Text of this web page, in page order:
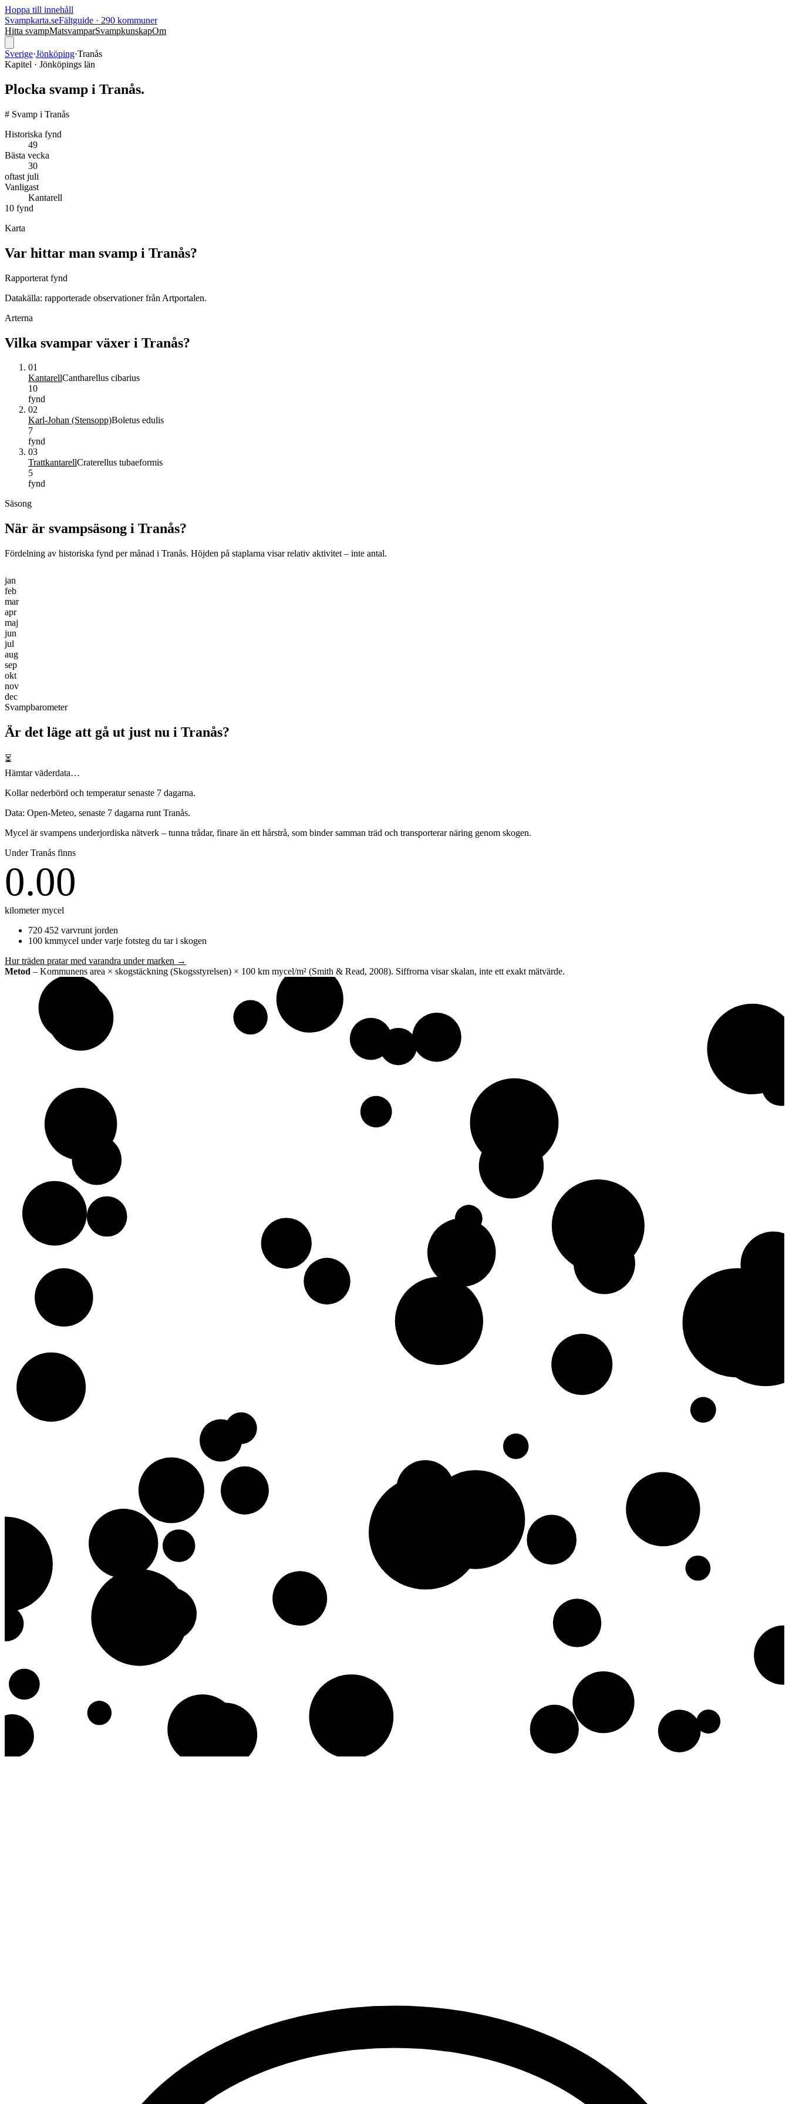
Hoppa till innehåll
Svampkarta.seFältguide · 290 kommuner
Hitta svampMatsvamparSvampkunskapOm
Sverige·Jönköping·Tranås
Kapitel · Jönköpings län
Plocka svamp i Tranås.
# Svamp i Tranås
Historiska fynd
49
Bästa vecka
30
oftast juli
Vanligast
Kantarell
10 fynd
Karta
Var hittar man svamp i Tranås?
Rapporterat fynd
Datakälla: rapporterade observationer från Artportalen.
Arterna
Vilka svampar växer i Tranås?
01
KantarellCantharellus cibarius
10
fynd
02
Karl-Johan (Stensopp)Boletus edulis
7
fynd
03
TrattkantarellCraterellus tubaeformis
5
fynd
Säsong
När är svampsäsong i Tranås?
Fördelning av historiska fynd per månad i Tranås. Höjden på staplarna visar relativ aktivitet – inte antal.
jan
feb
mar
apr
maj
jun
jul
aug
sep
okt
nov
dec
Svampbarometer
Är det läge att gå ut just nu i Tranås?
⏳
Hämtar väderdata…
Kollar nederbörd och temperatur senaste 7 dagarna.
Data: Open-Meteo, senaste 7 dagarna runt Tranås.
Mycel är svampens underjordiska nätverk – tunna trådar, finare än ett hårstrå, som binder samman träd och transporterar näring genom skogen.
UnderTranås finns
0.00
kilometer mycel
720 452 varvrunt jorden
100 kmmycel under varje fotsteg du tar i skogen
Hur träden pratar med varandra under marken →
Metod – Kommunens area × skogstäckning (Skogsstyrelsen) × 100 km mycel/m² (Smith & Read, 2008). Siffrorna visar skalan, inte ett exakt mätvärde.